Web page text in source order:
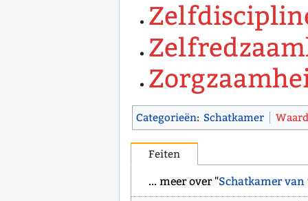
Categorieën: Schatkamer
Feiten
... meer over "Schatkamer